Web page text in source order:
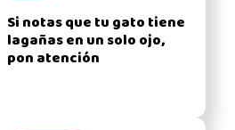
Si notas que tu gato tiene
lagañas en un solo ojo,
pon atención